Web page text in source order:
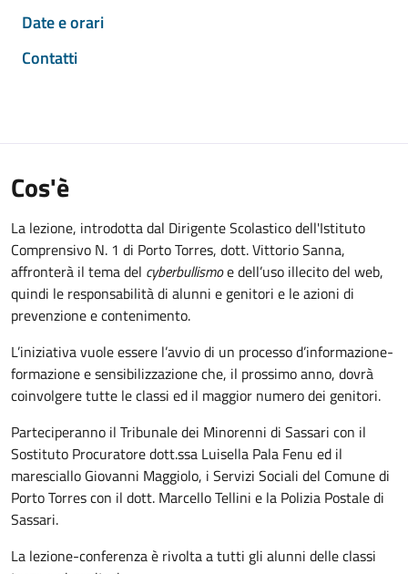
Date e orari
Contatti
Cos'è
La lezione, introdotta dal Dirigente Scolastico dell'Istituto
Comprensivo N. 1 di Porto Torres, dott. Vittorio Sanna,
affronterà il tema del cyberbullismoe dell’uso illecito del web,
quindi le responsabilità di alunni e genitori e le azioni di
prevenzione e contenimento.
L’iniziativa vuole essere l’avvio di un processo d’informazione-
formazione e sensibilizzazione che, il prossimo anno, dovrà
coinvolgere tutte le classi ed il maggior numero dei genitori.
Parteciperanno il Tribunale dei Minorenni di Sassari con il
Sostituto Procuratore dott.ssa Luisella Pala Fenu ed il
maresciallo Giovanni Maggiolo, i Servizi Sociali del Comune di
Porto Torres con il dott. Marcello Tellini e la Polizia Postale di
Sassari.
La lezione-conferenza è rivolta a tutti gli alunni delle classi